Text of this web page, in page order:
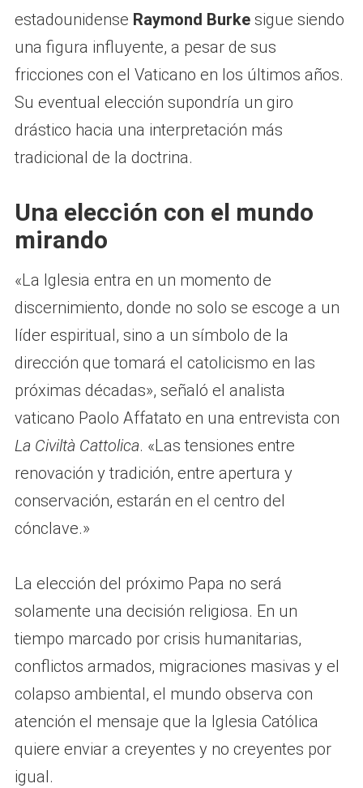
estadounidense Raymond Burkesigue siendo
una figura influyente, a pesar de sus
fricciones con el Vaticano en los últimos años.
Su eventual elección supondría un giro
drástico hacia una interpretación más
tradicional de la doctrina.
Una elección con el mundo
mirando
«La Iglesia entra en un momento de
discernimiento, donde no solo se escoge a un
líder espiritual, sino a un símbolo de la
dirección que tomará el catolicismo en las
próximas décadas», señaló el analista
vaticano Paolo Affatato en una entrevista con
La Civiltà Cattolica. «Las tensiones entre
renovación y tradición, entre apertura y
conservación, estarán en el centro del
cónclave.»
La elección del próximo Papa no será
solamente una decisión religiosa. En un
tiempo marcado por crisis humanitarias,
conflictos armados, migraciones masivas y el
colapso ambiental, el mundo observa con
atención el mensaje que la Iglesia Católica
quiere enviar a creyentes y no creyentes por
igual.